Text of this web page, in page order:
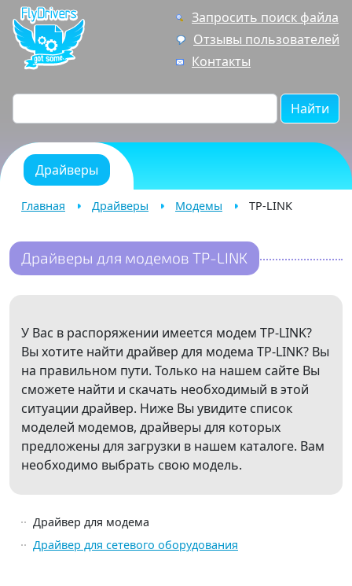
Запросить поиск файла
Отзывы пользователей
Контакты
Найти
Драйверы
Главная Драйверы Модемы TP-LINK
Драйверы для модемов TP-LINK
У Вас в распоряжении имеется модем TP-LINK?
Вы хотите найти драйвер для модема TP-LINK? Вы
на правильном пути. Только на нашем сайте Вы
сможете найти и скачать необходимый в этой
ситуации драйвер. Ниже Вы увидите список
моделей модемов, драйверы для которых
предложены для загрузки в нашем каталоге. Вам
необходимо выбрать свою модель.
Драйвер для модема
Драйвер для сетевого оборудования